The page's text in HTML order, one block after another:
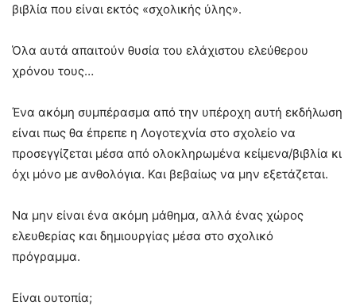
βιβλία που είναι εκτός «σχολικής ύλης».
Όλα αυτά απαιτούν θυσία του ελάχιστου ελεύθερου
χρόνου τους…
Ένα ακόμη συμπέρασμα από την υπέροχη αυτή εκδήλωση
είναι πως θα έπρεπε η Λογοτεχνία στο σχολείο να
προσεγγίζεται μέσα από ολοκληρωμένα κείμενα/βιβλία κι
όχι μόνο με ανθολόγια. Και βεβαίως να μην εξετάζεται.
Να μην είναι ένα ακόμη μάθημα, αλλά ένας χώρος
ελευθερίας και δημιουργίας μέσα στο σχολικό
πρόγραμμα.
Είναι ουτοπία;